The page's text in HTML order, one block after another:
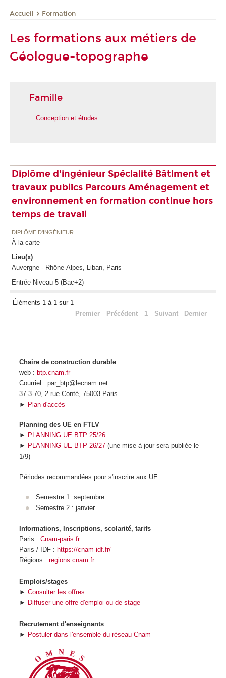
Accueil Formation
Les formations aux métiers de
Géologue-topographe
Famille
Conception et études
Diplôme d'ingénieur Spécialité Bâtiment et
travaux publics Parcours Aménagement et
environnement en formation continue hors
temps de travail
DIPLÔME D'INGÉNIEUR
À la carte
Lieu(x)
Auvergne - Rhône-Alpes, Liban, Paris
Entrée Niveau 5 (Bac+2)
Éléments 1 à 1 sur 1
Premier
Précédent 1 Suivant Dernier
Chaire de construction durable
web : btp.cnam.fr
Courriel : par_btp@lecnam.net
37-3-70, 2 rue Conté, 75003 Paris
► Plan d'accès
Planning des UE en FTLV
► PLANNING UE BTP 25/26
► PLANNING UE BTP 26/27 (une mise à jour sera publiée le
1/9)
Périodes recommandées pour s'inscrire aux UE
Semestre 1: septembre
Semestre 2 : janvier
Informations, Inscriptions, scolarité, tarifs
Paris : Cnam-paris.fr
Paris / IDF : https://cnam-idf.fr/
Régions : regions.cnam.fr
Emplois/stages
► Consulter les offres
► Diffuser une offre d'emploi ou de stage
Recrutement d'enseignants
► Postuler dans l'ensemble du réseau Cnam